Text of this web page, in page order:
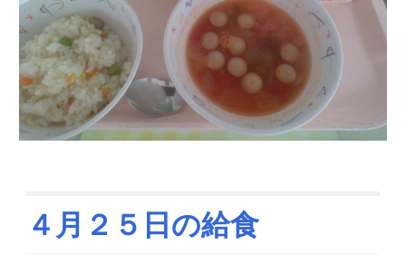
４月２５日の給食